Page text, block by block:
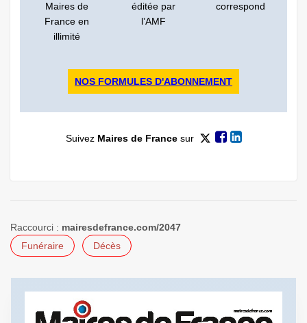
Maires de
France en
illimité
éditée par
l’AMF
correspond
NOS FORMULES D'ABONNEMENT
Suivez Maires de Francesur
Raccourci : mairesdefrance.com/2047
Funéraire
Décès